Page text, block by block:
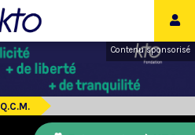
Contenu sponsorisé
Q.C.M.